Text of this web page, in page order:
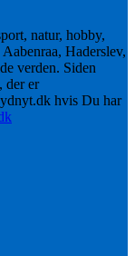
natur, hobby,
Haderslev,
verden. Siden
der er
hvis Du har